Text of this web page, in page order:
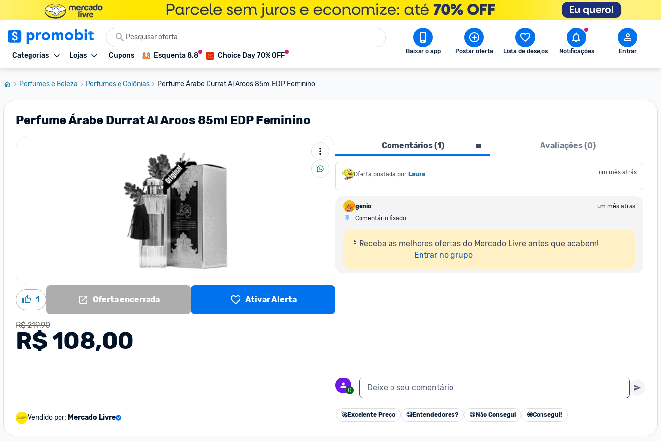
Categorias Lojas Cupons Esquenta 8.8 Choice Day 70% OFF Baixar o app Postar oferta Lista de desejos Notificações Entrar
Perfumes e Beleza Perfumes e Colônias Perfume Árabe Durrat Al Aroos 85ml EDP Feminino
Perfume Árabe Durrat Al Aroos 85ml EDP Feminino
1 Oferta encerrada Ativar Alerta
R$ 219,90
R$ 108,00
Vendido por: Mercado Livre
Comentários (1) Avaliações (0)
Oferta postada por Laura um mês atrás
genio
um mês atrás
Comentário fixado
📱Receba as melhores ofertas do Mercado Livre antes que acabem!
Entrar no grupo
0 Deixe o seu comentário
🚀Excelente Preço 🧐Entendedores? 😢 Não Consegui 🤩Consegui!